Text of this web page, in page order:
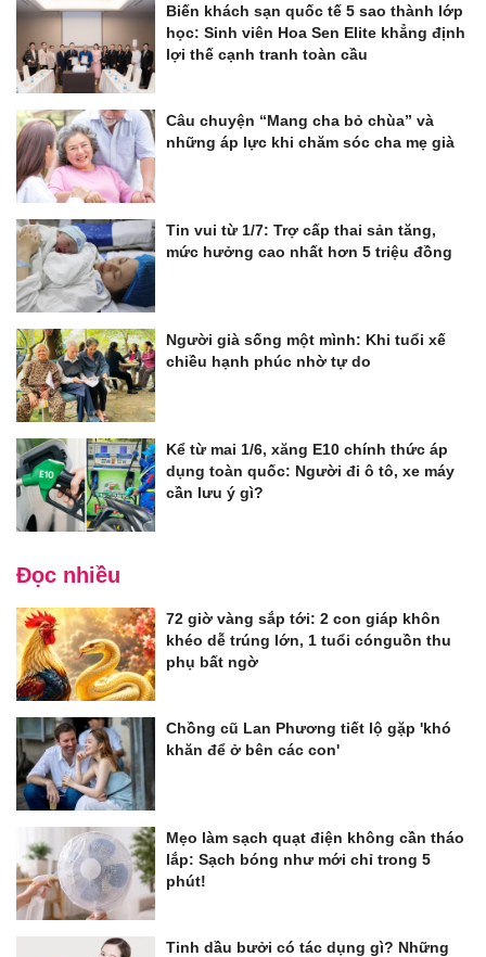
Biến khách sạn quốc tế 5 sao thành lớp
học: Sinh viên Hoa Sen Elite khẳng định
lợi thế cạnh tranh toàn cầu
Câu chuyện “Mang cha bỏ chùa” và
những áp lực khi chăm sóc cha mẹ già
Tin vui từ 1/7: Trợ cấp thai sản tăng,
mức hưởng cao nhất hơn 5 triệu đồng
Người già sống một mình: Khi tuổi xế
chiều hạnh phúc nhờ tự do
Kể từ mai 1/6, xăng E10 chính thức áp
dụng toàn quốc: Người đi ô tô, xe máy
cần lưu ý gì?
Đọc nhiều
72 giờ vàng sắp tới: 2 con giáp khôn
khéo dễ trúng lớn, 1 tuổi cónguồn thu
phụ bất ngờ
Chồng cũ Lan Phương tiết lộ gặp 'khó
khăn để ở bên các con'
Mẹo làm sạch quạt điện không cần tháo
lắp: Sạch bóng như mới chỉ trong 5
phút!
Tinh dầu bưởi có tác dụng gì? Những